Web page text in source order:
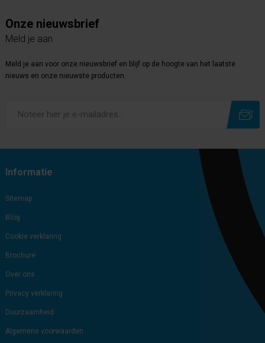
Onze nieuwsbrief
Meld je aan
Meld je aan voor onze nieuwsbrief en blijf op de hoogte van het laatste
nieuws en onze nieuwste producten.
Informatie
Sitemap
Blog
Cookie verklaring
Brochure
Over ons
Privacy verklaring
Duurzaamheid
Algemene voorwaarden